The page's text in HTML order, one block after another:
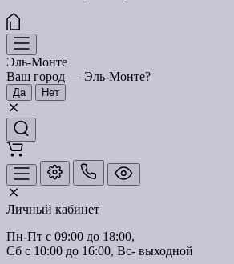
Эль-Монте
Ваш город — Эль-Монте?
Личный кабинет
Пн-Пт с 09:00 до 18:00,
Сб с 10:00 до 16:00, Вс- выходной